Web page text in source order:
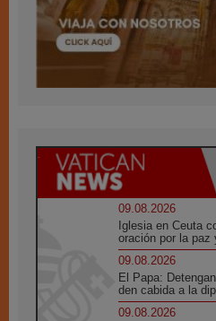
09.08.2026
Iglesia en Ceuta
oración por la paz
09.08.2026
El Papa:
den cabida a la
09.08.2026